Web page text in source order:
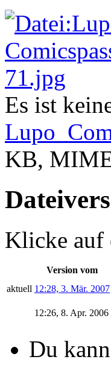
Es ist
KB,
Klicke auf
Version vom
aktuell 12:28, 3. Mär. 2007
12:26, 8. Apr. 2006
Du